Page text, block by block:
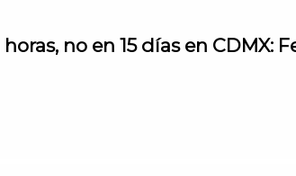
no en 15 días en CDMX: